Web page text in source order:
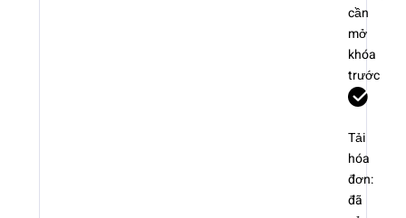
cần
mở
khóa
trước
Tải
hóa
đơn:
đã